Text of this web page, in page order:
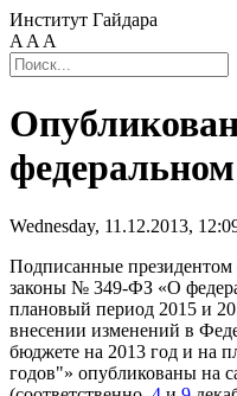
Институт Гайдара
A A A
Wednesday, 11.12.2013,
Подписанные президентом
законы № 349-ФЗ «О
плановый период 2015 и
внесении изменений в
бюджете на 2013 год и на
годов"» опубликованы на